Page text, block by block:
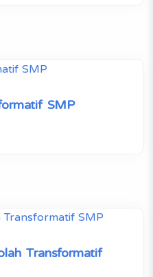
SMP
Transformatif